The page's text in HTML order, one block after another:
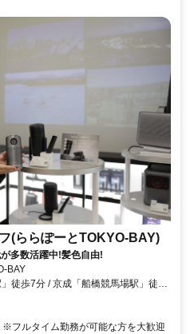
(ららぽーとTOKYO-BAY)
多数活躍中!髪色自由!
BAY
徒歩7分 / 京成「船橋競馬場駅」徒歩
フルタイム勤務が可能な方を大歓迎